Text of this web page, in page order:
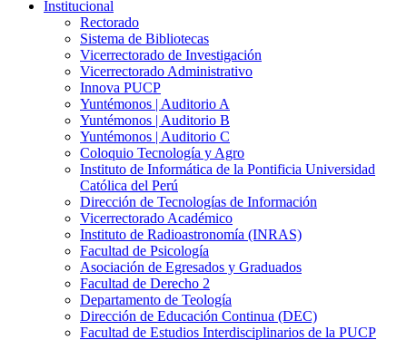
Institucional
Rectorado
Sistema de Bibliotecas
Vicerrectorado de Investigación
Vicerrectorado Administrativo
Innova PUCP
Yuntémonos | Auditorio A
Yuntémonos | Auditorio B
Yuntémonos | Auditorio C
Coloquio Tecnología y Agro
Instituto de Informática de la Pontificia Universidad
Católica del Perú
Dirección de Tecnologías de Información
Vicerrectorado Académico
Instituto de Radioastronomía (INRAS)
Facultad de Psicología
Asociación de Egresados y Graduados
Facultad de Derecho 2
Departamento de Teología
Dirección de Educación Continua (DEC)
Facultad de Estudios Interdisciplinarios de la PUCP